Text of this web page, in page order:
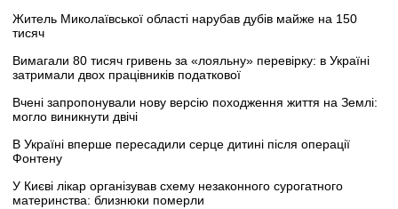
Житель Миколаївської області нарубав дубів майже на 150
тисяч
Вимагали 80 тисяч гривень за «лояльну» перевірку: в Україні
затримали двох працівників податкової
Вчені запропонували нову версію походження життя на Землі:
могло виникнути двічі
В Україні вперше пересадили серце дитині після операції
Фонтену
У Києві лікар організував схему незаконного сурогатного
материнства: близнюки померли